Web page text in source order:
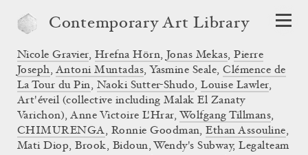
Contemporary Art Library
Nicole Gravier, Hrefna Hörn, Jonas Mekas,Pierre
Joseph, Antoni Muntadas, Yasmine Seale,Clémence de
La Tour du Pin, Naoki Sutter-Shudo,Louise Lawler,
Art'éveil (collective including Malak El Zanaty
Varichon), Anne Victoire L'Hrar, Wolfgang Tillmans,
CHIMURENGA, Ronnie Goodman,Ethan Assouline,
Mati Diop, Brook, Bidoun, Wendy's Subway, Legalteam